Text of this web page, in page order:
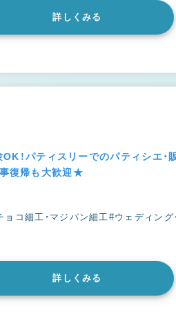
詳しくみる
！パティスリーでのパティシエ・
復帰も大歓迎★
ョコ細工・マジパン細工#ウェディング
詳しくみる